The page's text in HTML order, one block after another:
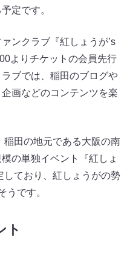
定です。
ンクラブ『紅しょうが’s
よりチケットの会員先行
ブでは、稲田のブログや
画などのコンテンツを楽
稲田の地元である大阪の南
の単独イベント『紅しょ
しており、紅しょうがの勢
うです。
ト